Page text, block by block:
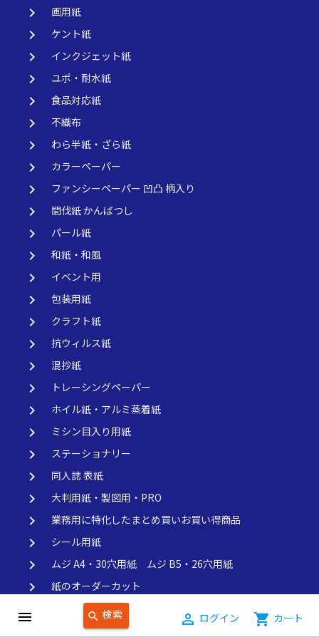
menu search 検索 person_outline ログイン shopping_cart カート
keyboard_arrow_right 画用紙
keyboard_arrow_right ケント紙
keyboard_arrow_right インクジェット紙
keyboard_arrow_right ユポ・耐水紙
keyboard_arrow_right 食品対応紙
keyboard_arrow_right 不織布
keyboard_arrow_right わら半紙・ざら紙
keyboard_arrow_right カラーペーパー
keyboard_arrow_right ファンシーペーパー 凹凸 柄入り
keyboard_arrow_right 間伐紙 かんばつし
keyboard_arrow_right パール紙
keyboard_arrow_right 和紙・和風
keyboard_arrow_right イベント用
keyboard_arrow_right 包装用紙
keyboard_arrow_right クラフト紙
keyboard_arrow_right 抗ウィルス紙
keyboard_arrow_right 混抄紙
keyboard_arrow_right トレーシングペーパー
keyboard_arrow_right ホイル紙・アルミ蒸着紙
keyboard_arrow_right ミシン目入り用紙
keyboard_arrow_right ステーショナリー
keyboard_arrow_right 同人誌 表紙
keyboard_arrow_right 大判用紙・製図用・PRO
keyboard_arrow_right 業務用に特化したまとめ買いお買い得商品
keyboard_arrow_right シール用紙
keyboard_arrow_right ムジ A4・30穴用紙 ムジ B5・26穴用紙
keyboard_arrow_right 紙のオーダーカット
keyboard_arrow_right ちょっといい感じのパッケージ用紙
アクセサリー台紙